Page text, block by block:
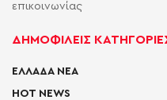
επικοινωνίας
ΔΗΜΟΦΙΛΕΙΣ
ΕΛΛΑΔΑ ΝΕΑ
HOT NEWS